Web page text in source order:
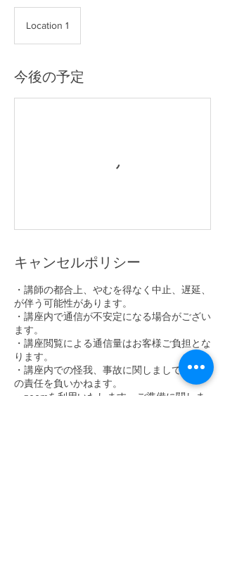
Location 1
今後の予定
キャンセルポリシー
・講師の都合上、やむを得なく中止、遅延、
が伴う可能性があります。
・講座内で通信が不安定になる場合がござい
ます。
・講座閲覧による通信量はお客様ご負担とな
ります。
・講座内での怪我、事故に関しましては一切
の責任を負いかねます。
・zoomを利用いたします。ご準備に関しま